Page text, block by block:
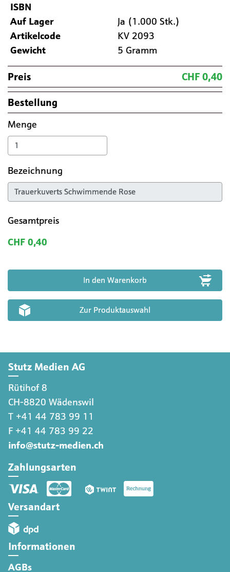
ISBN
Auf Lager
Ja (1.000 Stk.)
Artikelcode
KV 2093
Gewicht
5 Gramm
Preis
CHF 0,40
Bestellung
Menge
Bezeichnung
Gesamtpreis
CHF 0,40
Zur Produktauswahl
Stutz Medien AG
Rütihof 8
CH-8820 Wädenswil
T +41 44 783 99 11
F +41 44 783 99 22
info@stutz-medien.ch
Zahlungsarten
Versandart
Informationen
AGBs